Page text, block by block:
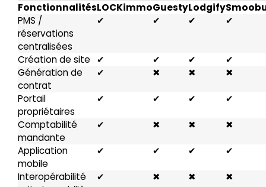
FonctionnalitésLOCKimmoGuestyLodgify
PMS /
réservations
centralisées
✔ ✔ ✔ ✔
Création de site ✔ ✔ ✔
✔
Génération de
contrat
✔ ✖ ✖ ✖
Portail
propriétaires
✔ ✔ ✔ ✔
Comptabilité
mandante
✔ ✖ ✖ ✖
Application
mobile
✔ ✔ ✔ ✔
Interopérabilité
✔ ✖ ✖ ✖